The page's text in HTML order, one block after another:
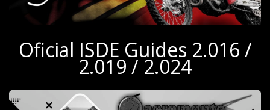
Oficial ISDE Guides 2.016 /
2.019 / 2.024